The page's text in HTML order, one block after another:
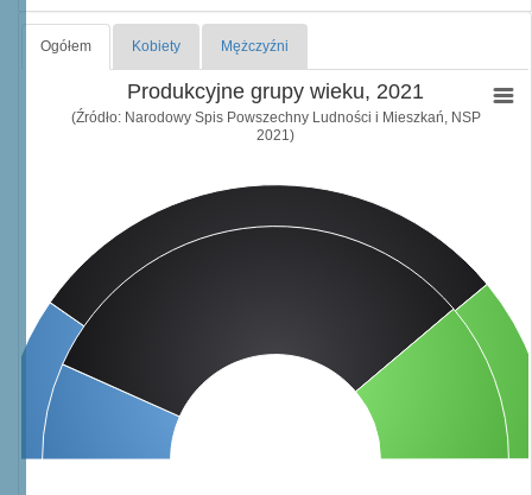
Ogółem Kobiety Mężczyźni
Produkcyjne grupy wieku, 2021
(Źródło: Narodowy Spis Powszechny Ludności i Mieszkań, NSP
2021)